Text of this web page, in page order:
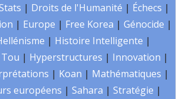
| Droits de l'Humanité | Échecs |
| Europe | Free Korea | Génocide |
| Histoire Intelligente |
| Hyperstructures | Innovation |
| Koan | Mathématiques |
européens | Sahara | Stratégie |